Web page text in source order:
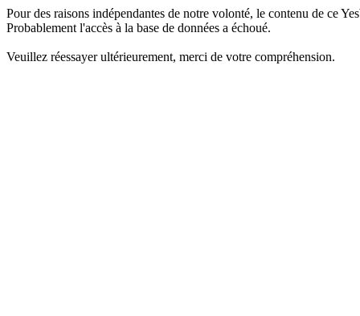
Pour des raisons indépendantes de notre volonté, le contenu de ce
Probablement l'accès à la base de données a échoué.
Veuillez réessayer ultérieurement, merci de votre compréhension.